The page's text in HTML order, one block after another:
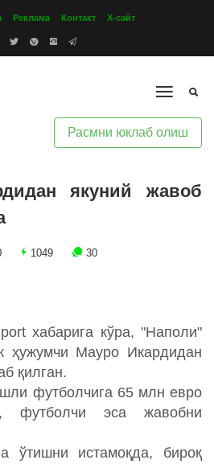
Реклама Контакт Х-сайт
Расмни юклаб олиш
якуний жавоб
1049 30
хабарига кўра, "Наполи"
ҳужумчи Мауро Икардидан
қилган.
футболчига 65 млн евро
футболчи эса жавобни
ўтишни истамоқда, бироқ